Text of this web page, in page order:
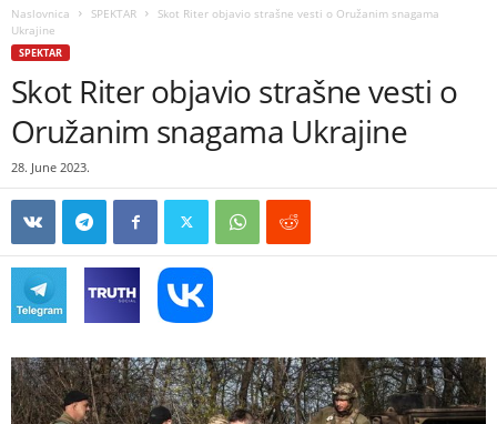
Naslovnica SPEKTAR
Skot Riter objavio strašne vesti o Oružanim snagama
Ukrajine
SPEKTAR
Skot Riter objavio strašne vesti o
Oružanim snagama Ukrajine
28. June 2023.